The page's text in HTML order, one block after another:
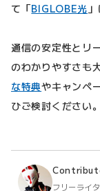
て「BIGLOBE光
通信の安定性とリ
のわかりやすさも
な特典やキャンペ
ひご検討ください。
フリーライ